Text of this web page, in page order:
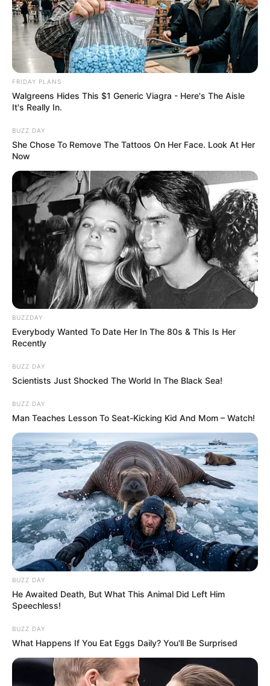
FRIDAY PLANS
Walgreens Hides This $1 Generic Viagra - Here's The Aisle
It's Really In.
BUZZ DAY
She Chose To Remove The Tattoos On Her Face. Look At Her
Now
BUZZDAY
Everybody Wanted To Date Her In The 80s & This Is Her
Recently
BUZZ DAY
Scientists Just Shocked The World In The Black Sea!
BUZZ DAY
Man Teaches Lesson To Seat-Kicking Kid And Mom – Watch!
BUZZ DAY
He Awaited Death, But What This Animal Did Left Him
Speechless!
BUZZ DAY
What Happens If You Eat Eggs Daily? You'll Be Surprised